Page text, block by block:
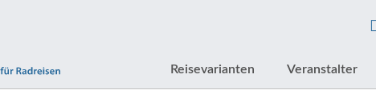
Reisevarianten Veranstalter